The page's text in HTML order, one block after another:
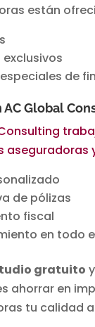
están
de
AC Global
aseguradoras
de pólizas
fiscal
en todo
gratuito
ahorrar en
tu calidad